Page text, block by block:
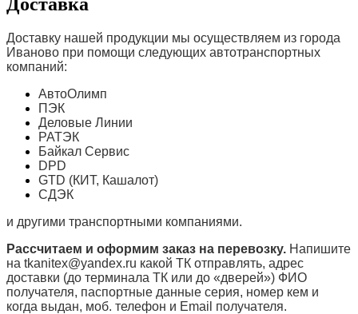
Доставку нашей продукции мы осуществляем из города
Иваново при помощи следующих автотранспортных
компаний:
АвтоОлимп
ПЭК
Деловые Линии
РАТЭК
Байкал Сервис
DPD
GTD (КИТ, Кашалот)
СДЭК
и другими транспортными компаниями.
Рассчитаем и оформим заказ на перевозку. Напишите
на tkanitex@yandex.ru какой ТК отправлять, адрес
доставки (до терминала ТК или до «дверей») ФИО
получателя, паспортные данные серия, номер кем и
когда выдан, моб. телефон и Email получателя.